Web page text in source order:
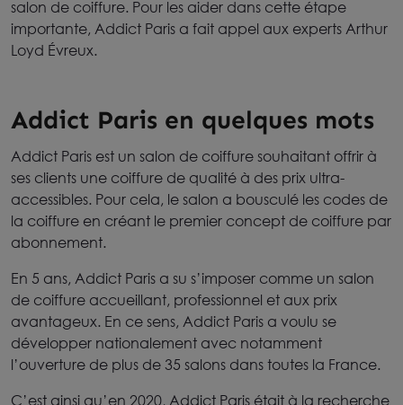
salon de coiffure. Pour les aider dans cette étape
importante, Addict Paris a fait appel aux experts Arthur
Loyd Évreux.
Addict Paris en quelques mots
Addict Paris est un salon de coiffure souhaitant offrir à
ses clients une coiffure de qualité à des prix ultra-
accessibles. Pour cela, le salon a bousculé les codes de
la coiffure en créant le premier concept de coiffure par
abonnement.
En 5 ans, Addict Paris a su s’imposer comme un salon
de coiffure accueillant, professionnel et aux prix
avantageux. En ce sens, Addict Paris a voulu se
développer nationalement avec notamment
l’ouverture de plus de 35 salons dans toutes la France.
C’est ainsi qu’en 2020, Addict Paris était à la recherche